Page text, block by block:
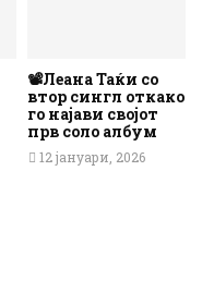
📽️Леана Таќи со
втор сингл откако
го најави својот
прв соло албум
12 јануари, 2026